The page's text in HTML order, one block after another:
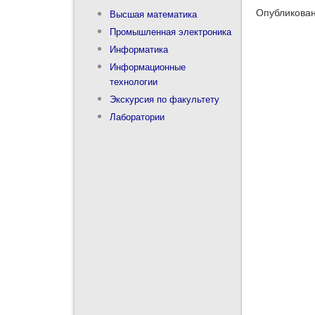
Высшая математика
Промышленная электроника
Информатика
Информационные
технологии
Экскурсия по факультету
Лаборатории